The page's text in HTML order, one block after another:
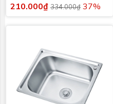
210.000₫ 334.000₫ 37%